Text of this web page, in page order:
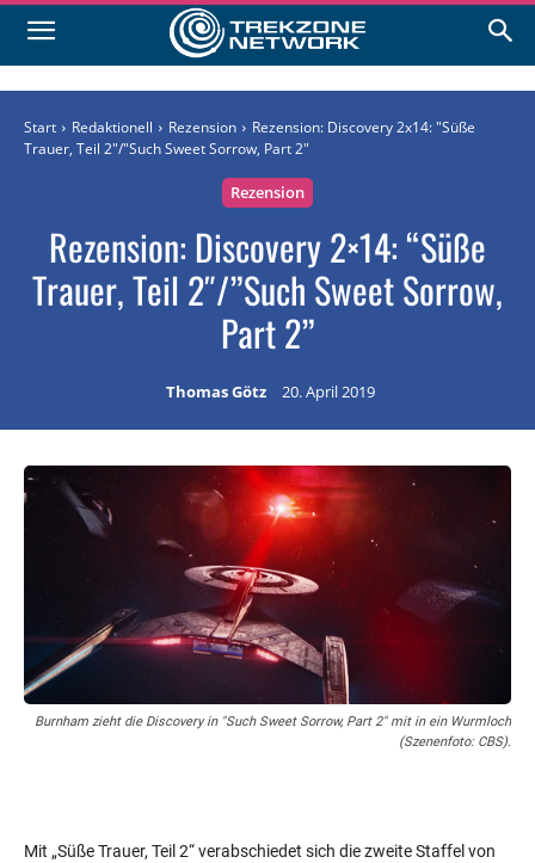
Start Redaktionell Rezension
Rezension: Discovery 2x14: "Süße
Trauer, Teil 2"/"Such Sweet Sorrow, Part 2"
Rezension
Rezension: Discovery 2×14: “Süße
Trauer, Teil 2″/”Such Sweet Sorrow,
Part 2”
Thomas Götz 20. April 2019
Burnham zieht die Discovery in "Such Sweet Sorrow, Part 2" mit in ein Wurmloch
(Szenenfoto: CBS).
Mit „Süße Trauer, Teil 2“ verabschiedet sich die zweite Staffel von